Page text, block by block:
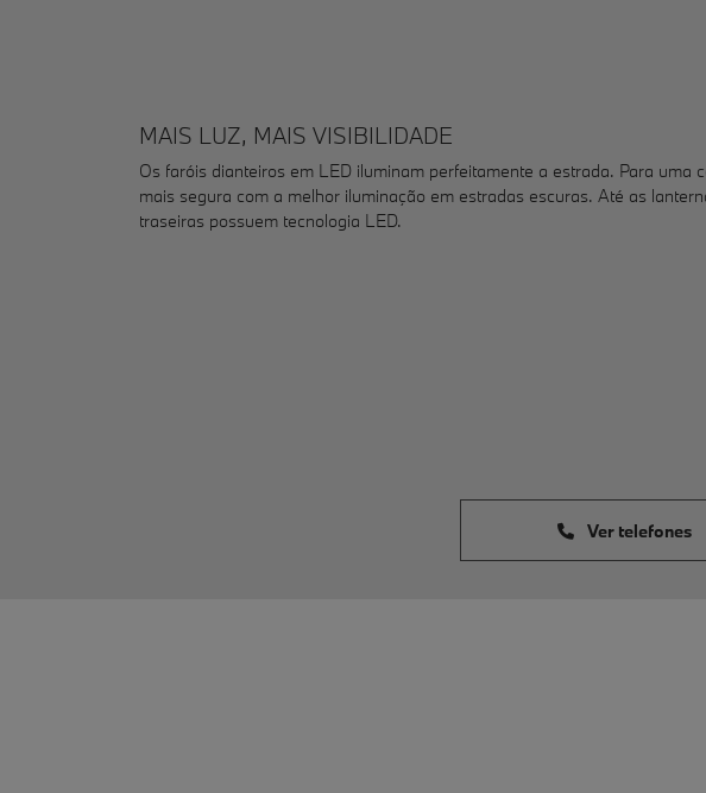
MAIS LUZ, MAIS VISIBILIDADE
Os faróis dianteiros em LED iluminam perfeitamente a estrada. Para uma
mais segura com a melhor iluminação em estradas escuras. Até as
traseiras possuem tecnologia LED.
Ver telefones